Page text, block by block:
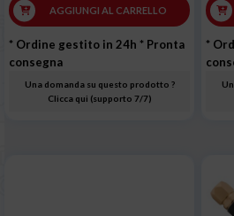
AGGIUNGI AL CARRELLO
* Ordine gestito in 24h * Pronta
consegna
Una domanda su questo prodotto ?
Clicca qui (supporto 7/7)
*